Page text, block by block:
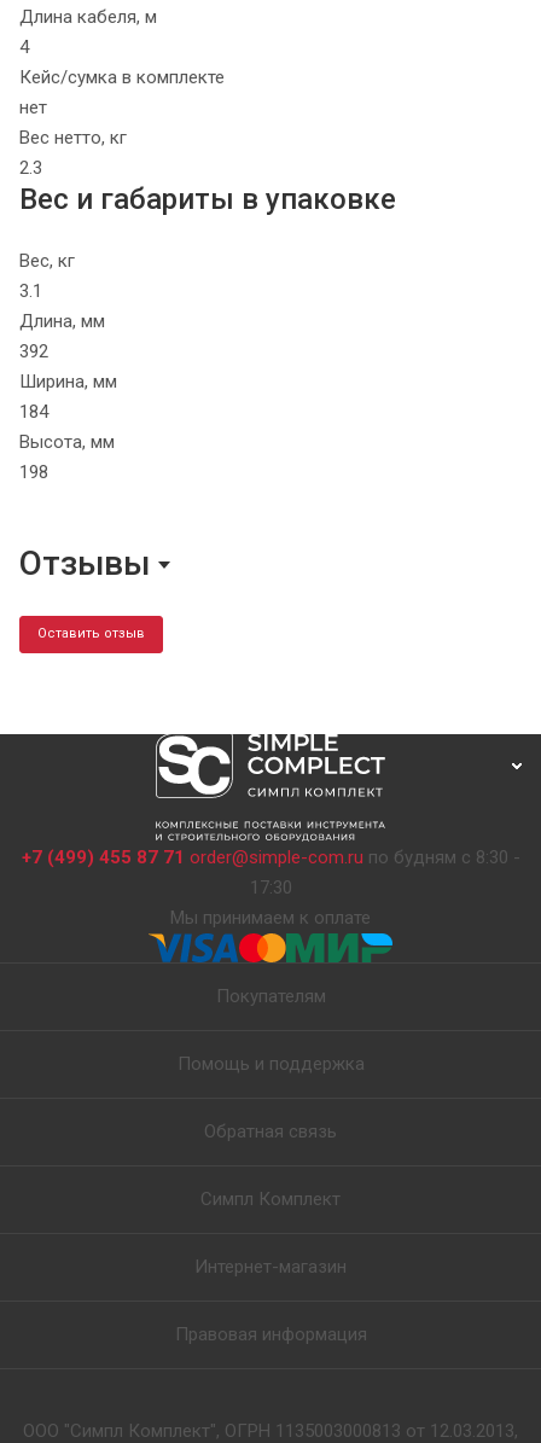
Длина кабеля, м
4
Кейс/сумка в комплекте
нет
Вес нетто, кг
2.3
Вес и габариты в упаковке
Вес, кг
3.1
Длина, мм
392
Ширина, мм
184
Высота, мм
198
Отзывы
Оставить отзыв
+7 (499) 455 87 71 order@simple-com.ru по будням с 8:30 -
17:30
Мы принимаем к оплате
Покупателям
Помощь и поддержка
Обратная связь
Симпл Комплект
Интернет-магазин
Правовая информация
ООО "Симпл Комплект", ОГРН 1135003000813 от 12.03.2013,